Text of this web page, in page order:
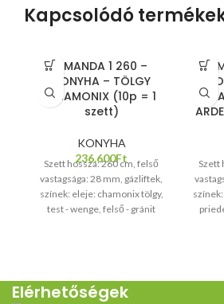
Kapcsolódó
AMANDA 1 260 –
KONYHA – TÖLGY
CHAMONIX (10p = 1
szett)
KONYHA
236.600Ft
Szett hossza: 260 cm, felső
vastagsága: 28 mm, gázliftek,
színek: eleje: chamonix tölgy,
test - wenge, felső - gránit
Szett
Elérhetőségek